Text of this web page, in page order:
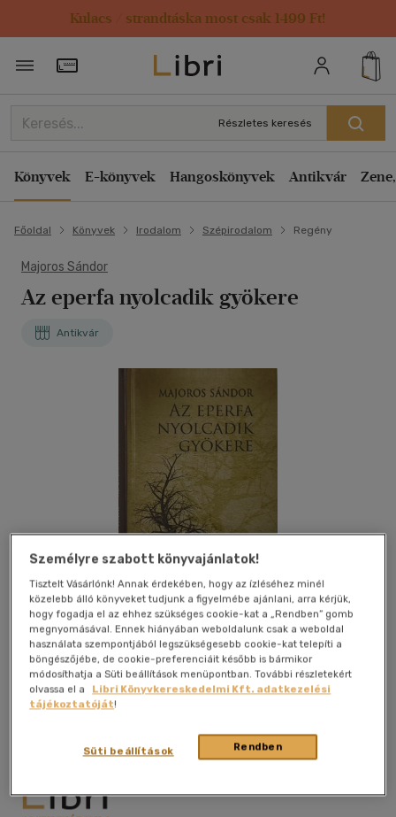
Kulacs / strandtáska most csak 1499 Ft!
Törzsvásárlói Kártya adatai
Részletes keresés
Könyvek E-könyvek Hangoskönyvek Antikvár
Főoldal Könyvek Irodalom Szépirodalom Regény
Majoros Sándor
Az eperfa nyolcadik gyökere
Antikvár
Kívánságlistához adom Megosztom
magyar nyelvű|keménytábla
Személyre szabott könyvajánlatok!
Tisztelt Vásárlónk! Annak érdekében, hogy az ízléséhez minél
közelebb álló könyveket tudjunk a figyelmébe ajánlani, arra kérjük,
hogy fogadja el az ehhez szükséges cookie-kat a „Rendben” gomb
megnyomásával. Ennek hiányában weboldalunk csak a weboldal
használata szempontjából legszükségesebb cookie-kat telepíti a
böngészőjébe, de cookie-preferenciáit később is bármikor
módosíthatja a Süti beállítások menüpontban. További részletekért
olvassa el a
Libri Könyvkereskedelmi Kft. adatkezelési
tájékoztatóját!
Rendben
Süti beállítások